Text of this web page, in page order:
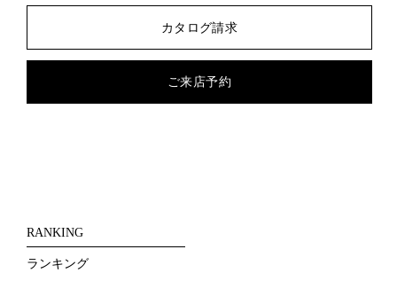
カタログ請求
ご来店予約
RANKING
ランキング